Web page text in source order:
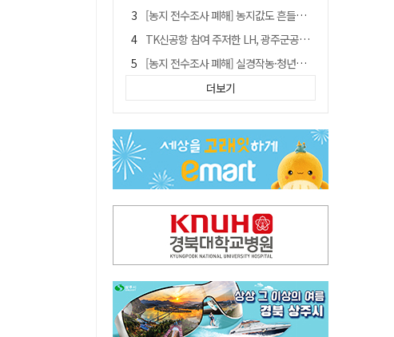
[농지 전수조사 폐해] 농지값도 흔들리나…"도지 막히면 헐값 매물 나올 수도"
TK신공항 참여 주저한 LH, 광주군공항 사업에는 앞장
[농지 전수조사 폐해] 실경작농·청년농 부담도 커진다
[단독] 김영수 "국방부 청문준비단, 안규백 탈영 알고있었다"
[기고] 대구 미래는 금호강·팔공산에 있다
홈플러스 다시 문 연다… 대구경북 매장도 재개장 준비 돌입
청도군정 '두 시어머니'가 되어서는 안된다
더보기